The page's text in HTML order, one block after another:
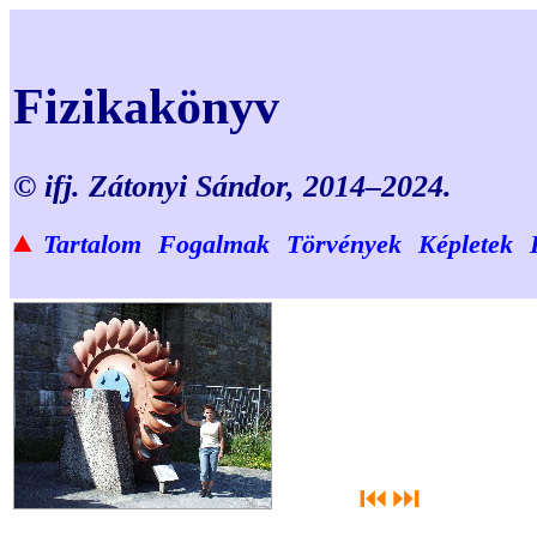
Fizikakönyv
© ifj. Zátonyi Sándor, 2014–2024.
▲ Tartalom Fogalmak Törvények Képletek
⏮ ⏭